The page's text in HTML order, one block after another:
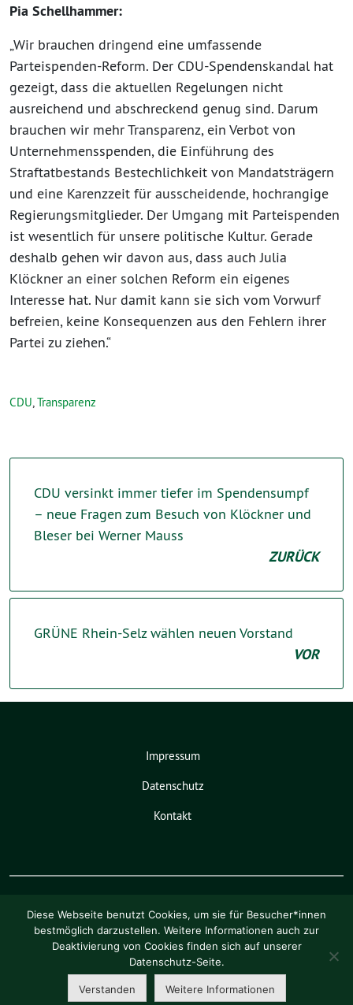
Pia Schellhammer:
„Wir brauchen dringend eine umfassende
Parteispenden-Reform. Der CDU-Spendenskandal hat
gezeigt, dass die aktuellen Regelungen nicht
ausreichend und abschreckend genug sind. Darum
brauchen wir mehr Transparenz, ein Verbot von
Unternehmensspenden, die Einführung des
Straftatbestands Bestechlichkeit von Mandatsträgern
und eine Karenzzeit für ausscheidende, hochrangige
Regierungsmitglieder. Der Umgang mit Parteispenden
ist wesentlich für unsere politische Kultur. Gerade
deshalb gehen wir davon aus, dass auch Julia
Klöckner an einer solchen Reform ein eigenes
Interesse hat. Nur damit kann sie sich vom Vorwurf
befreien, keine Konsequenzen aus den Fehlern ihrer
Partei zu ziehen.“
CDU,Transparenz
CDU versinkt immer tiefer im Spendensumpf
– neue Fragen zum Besuch von Klöckner und
Bleser bei Werner Mauss
ZURÜCK
GRÜNE Rhein-Selz wählen neuen Vorstand
VOR
Impressum
Datenschutz
Kontakt
Pia Schellhammer benutzt das
freie grüne Themesunflower‐ ein
verdigado eG
Diese Webseite benutzt Cookies, um sie für Besucher*innen
bestmöglich darzustellen. Weitere Informationen auch zur
Deaktivierung von Cookies finden sich auf unserer
Datenschutz-Seite.
Verstanden Weitere Informationen